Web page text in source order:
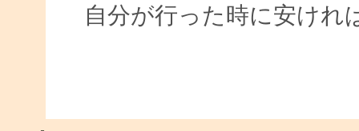
自分が行った時に安けれ